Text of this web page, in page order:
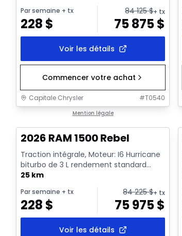
Par semaine + tx
228 $
84 125$+ tx
75 875$
Voir les détails
Commencer votre achat
Capitale Chrysler #T0540
Mention légale
2026 RAM 1500 Rebel
Traction intégrale, Moteur: I6 Hurricane
biturbo de 3 L rendement standard
avec arrêt au ralenti - 6...
25 km
Par semaine + tx
228 $
84 225$+ tx
75 975$
Voir les détails